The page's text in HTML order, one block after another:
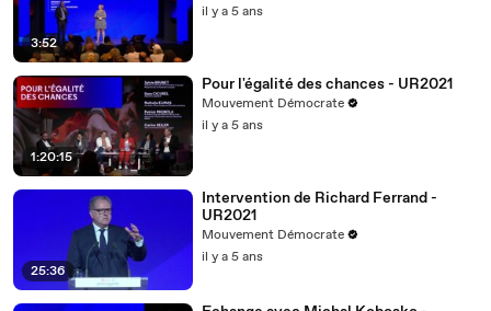
3:52
il y a 5 ans
1:20:15
Pour l'égalité des chances - UR2021
Mouvement Démocrate
il y a 5 ans
25:36
Intervention de Richard Ferrand -
UR2021
Mouvement Démocrate
il y a 5 ans